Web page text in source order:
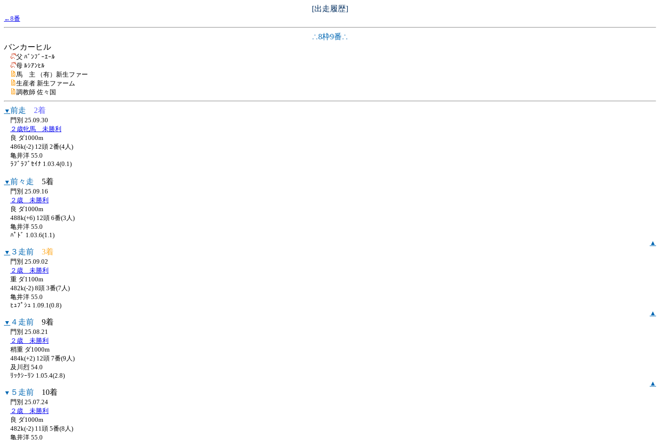
[出走履歴]
←8番
∴8枠9番∴
バンカーヒル
父 ﾊﾞﾝﾌﾞｰｴｰﾙ
母 ﾙｼｱﾝﾋﾙ
馬 主 （有）新生ファー
生産者 新生ファーム
調教師 佐々国
▼ 前走 2着
門別 25.09.30
２歳牝馬 未勝利
良 ダ1000m
486k(-2) 12頭 2番(4人)
亀井洋 55.0
ﾗﾌﾞﾗﾌﾞｾｲﾅ 1.03.4(0.1)
▼ 前々走 5着
門別 25.09.16
２歳 未勝利
良 ダ1000m
488k(+6) 12頭 6番(3人)
亀井洋 55.0
ﾊﾟﾄﾞ 1.03.6(1.1)
▲
▼ ３走前 3着
門別 25.09.02
２歳 未勝利
重 ダ1100m
482k(-2) 8頭 3番(7人)
亀井洋 55.0
ﾋｭﾌﾟｼｭ 1.09.1(0.8)
▲
▼ ４走前 9着
門別 25.08.21
２歳 未勝利
稍重 ダ1000m
484k(+2) 12頭 7番(9人)
及川烈 54.0
ﾘｯｸｼｰﾘﾝ 1.05.4(2.8)
▲
▼ ５走前 10着
門別 25.07.24
２歳 未勝利
良 ダ1000m
482k(-2) 11頭 5番(8人)
亀井洋 55.0